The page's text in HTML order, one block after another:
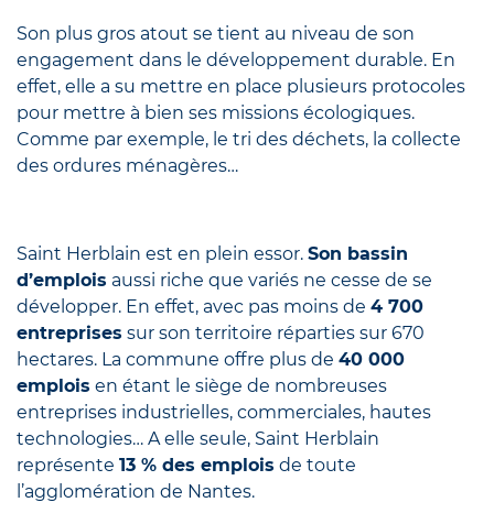
Son plus gros atout se tient au niveau de son
engagement dans le développement durable. En
effet, elle a su mettre en place plusieurs protocoles
pour mettre à bien ses missions écologiques.
Comme par exemple, le tri des déchets, la collecte
des ordures ménagères…
Saint Herblain est en plein essor. Son bassin
d’emplois aussi riche que variés ne cesse de se
développer. En effet, avec pas moins de 4 700
entreprises sur son territoire réparties sur 670
hectares. La commune offre plus de 40 000
emplois en étant le siège de nombreuses
entreprises industrielles, commerciales, hautes
technologies… A elle seule, Saint Herblain
représente 13 % des emplois de toute
l’agglomération de Nantes.